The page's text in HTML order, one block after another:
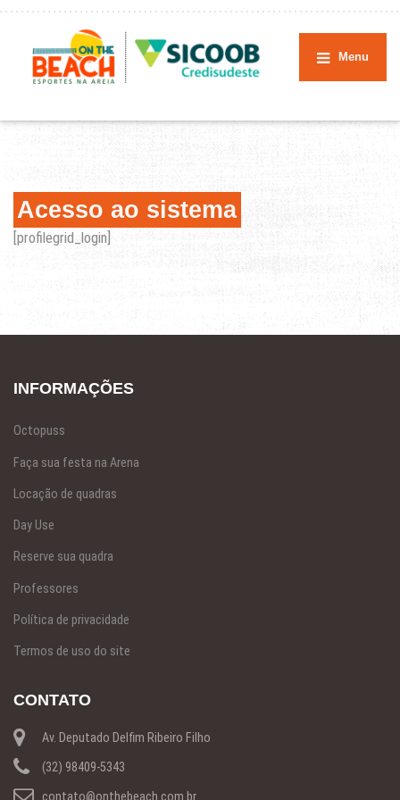
Menu
Acesso ao sistema
[profilegrid_login]
INFORMAÇÕES
Octopuss
Faça sua festa na Arena
Locação de quadras
Day Use
Reserve sua quadra
Professores
Política de privacidade
Termos de uso do site
CONTATO
Av. Deputado Delfim Ribeiro Filho
(32) 98409-5343
contato@onthebeach.com.br